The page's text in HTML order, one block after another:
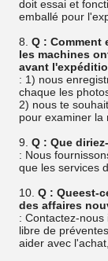
doit essai et
emballé pour
8. Q : Comment
les machines
avant
: 1) nous
chaque les
2) nous te
pour examiner la
9. Q : Que
: Nous
que les services
10. Q : Queest-
des affaires
: Contactez-
libre de
aider avec